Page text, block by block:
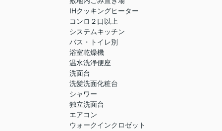
IHクッキングヒーター
コンロ２口以上
システムキッチン
バス・トイレ別
浴室乾燥機
温水洗浄便座
洗面台
洗髪洗面化粧台
シャワー
独立洗面台
エアコン
ウォークインクロゼット